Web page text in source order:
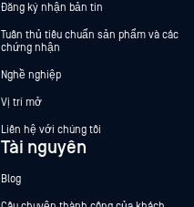
Đăng ký nhận bản tin
Tuân thủ tiêu chuẩn sản phẩm và các
chứng nhận
Nghề nghiệp
Vị trí mở
Liên hệ với chúng tôi
Tài nguyên
Blog